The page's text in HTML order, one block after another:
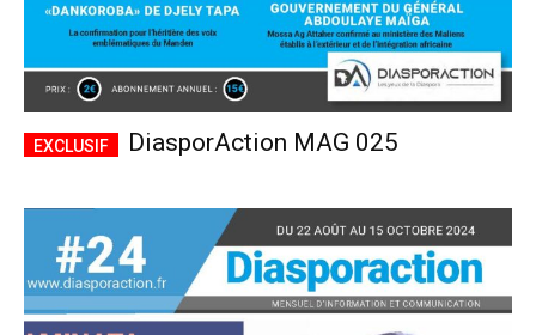
DiasporAction MAG 025